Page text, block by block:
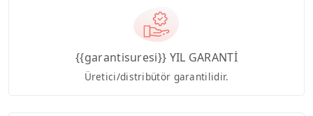
{{garantisuresi}} YIL GARANTİ
Üretici/distribütör garantilidir.